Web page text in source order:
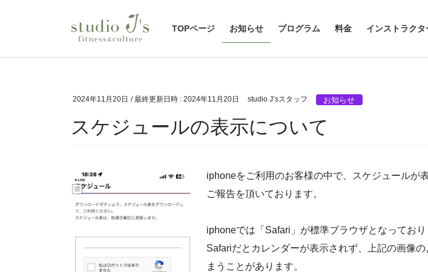
TOPページ お知らせ プログラム 料金 インストラクタ
2024年11月20日 / 最終更新日時 : 2024年11月20日 studio J’sスタッフ お知らせ
スケジュールの表示について
iphoneをご利用のお客様の中で、スケジュールが
ご報告を頂いております。
iphoneでは「Safari」が標準ブラウザとなっており
Safariだとカレンダーが表示されず、上記の画像
まうことがあります。